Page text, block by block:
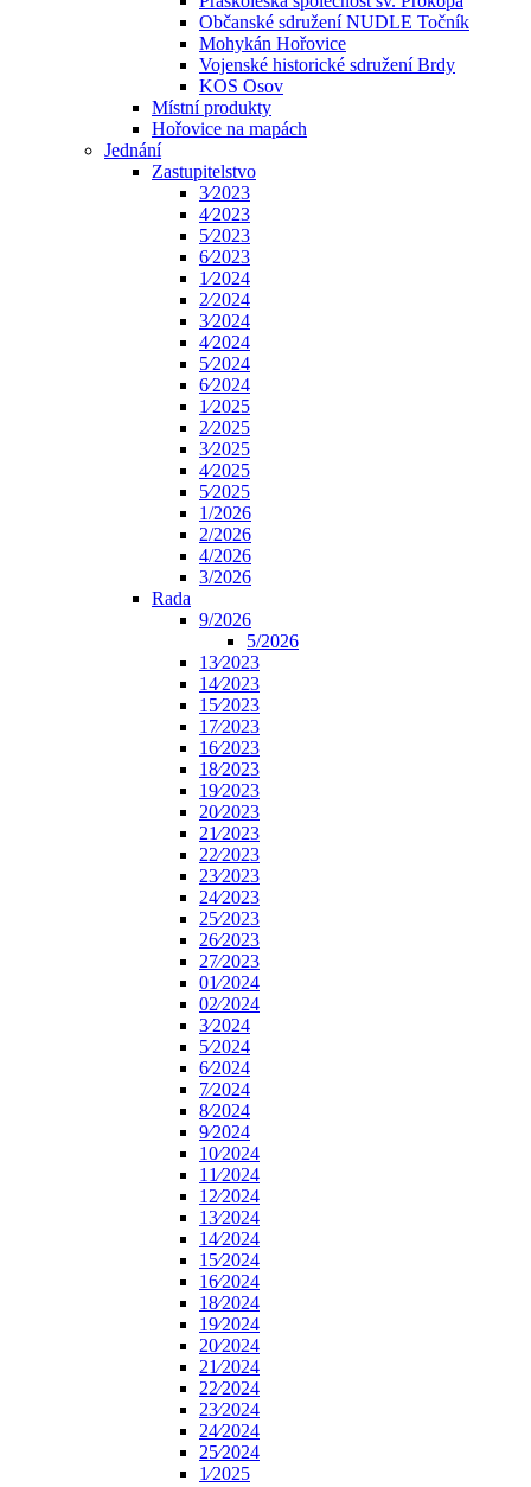
Občanské sdružení NUDLE Točník
Mohykán Hořovice
Vojenské historické sdružení Brdy
KOS Osov
Místní produkty
Hořovice na mapách
Jednání
Zastupitelstvo
3⁄2023
4⁄2023
5⁄2023
6⁄2023
1⁄2024
2⁄2024
3⁄2024
4⁄2024
5⁄2024
6⁄2024
1⁄2025
2⁄2025
3⁄2025
4⁄2025
5⁄2025
1/2026
2/2026
4/2026
3/2026
Rada
9/2026
5/2026
13⁄2023
14⁄2023
15⁄2023
17⁄2023
16⁄2023
18⁄2023
19⁄2023
20⁄2023
21⁄2023
22⁄2023
23⁄2023
24⁄2023
25⁄2023
26⁄2023
27⁄2023
01⁄2024
02⁄2024
3⁄2024
5⁄2024
6⁄2024
7⁄2024
8⁄2024
9⁄2024
10⁄2024
11⁄2024
12⁄2024
13⁄2024
14⁄2024
15⁄2024
16⁄2024
18⁄2024
19⁄2024
20⁄2024
21⁄2024
22⁄2024
23⁄2024
24⁄2024
25⁄2024
1⁄2025